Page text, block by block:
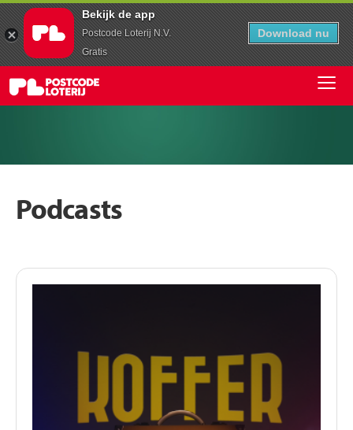
Bekijk de app
Postcode Loterij N.V.
Gratis
Download nu
Podcasts